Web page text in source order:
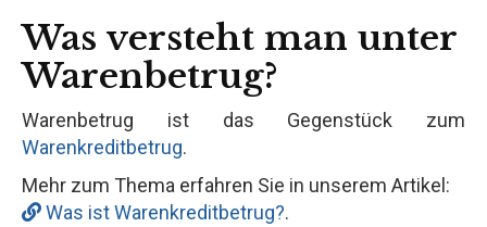
Was versteht man unter
Warenbetrug?
Warenbetrug ist das Gegenstück zum
Warenkreditbetrug.
Mehr zum Thema erfahren Sie in unserem Artikel:
Was ist Warenkreditbetrug?.